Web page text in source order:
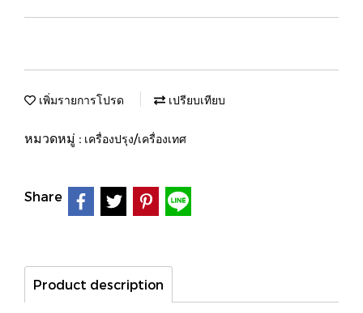
เพิ่มรายการโปรด เปรียบเทียบ
หมวดหมู่ : เครื่องปรุง/เครื่องเทศ
Share
Product description